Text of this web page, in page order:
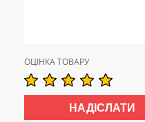
ОЦІНКА ТОВАРУ